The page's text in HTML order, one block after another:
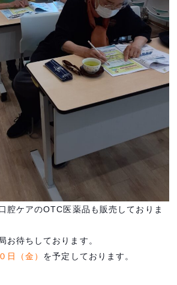
腔ケアのOTC医薬品も販売しておりま
お待ちしております。
日（金） を予定しております。